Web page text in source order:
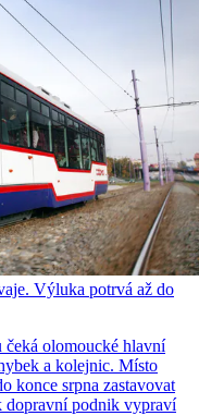
Výluka potrvá až do
olomoucké hlavní
a kolejnic. Místo
konce srpna zastavovat
dopravní podnik vypraví